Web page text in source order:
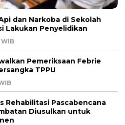
dan Narkoba di Sekolah
Lakukan Penyelidikan
WIB
Pemeriksaan Febrie
TPPU
Rehabilitasi Pascabencana
Diusulkan untuk